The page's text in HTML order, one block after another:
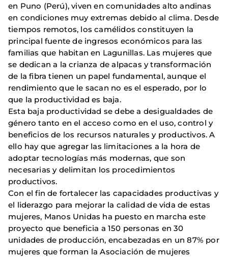
en Puno (Perú), viven en comunidades alto andinas
en condiciones muy extremas debido al clima. Desde
tiempos remotos, los camélidos constituyen la
principal fuente de ingresos económicos para las
familias que habitan en Lagunillas. Las mujeres que
se dedican a la crianza de alpacas y transformación
de la fibra tienen un papel fundamental, aunque el
rendimiento que le sacan no es el esperado, por lo
que la productividad es baja.
Esta baja productividad se debe a desigualdades de
género tanto en el acceso como en el uso, control y
beneficios de los recursos naturales y productivos. A
ello hay que agregar las limitaciones a la hora de
adoptar tecnologías más modernas, que son
necesarias y delimitan los procedimientos
productivos.
Con el fin de fortalecer las capacidades productivas y
el liderazgo para mejorar la calidad de vida de estas
mujeres, Manos Unidas ha puesto en marcha este
proyecto que beneficia a 150 personas en 30
unidades de producción, encabezadas en un 87% por
mujeres que forman la Asociación de mujeres